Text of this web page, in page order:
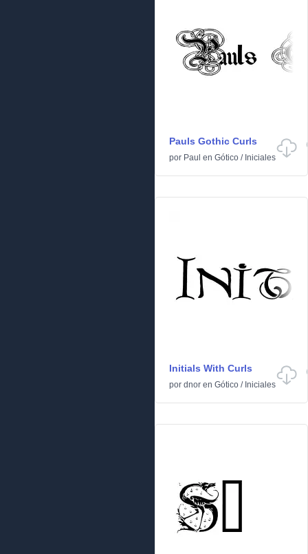
Pauls Gothic Curls
por Paul en Gótico / Iniciales
Initials With Curls
por dnor en Gótico / Iniciales